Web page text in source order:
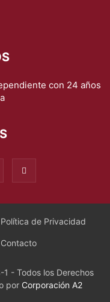
con 24 años
Política de Privacidad
Contacto
1 - Todos los Derechos
por Corporación A2